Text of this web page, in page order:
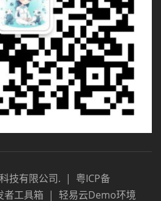
技有限公司. | 粤ICP备
者工具箱 | 轻易云Demo环境